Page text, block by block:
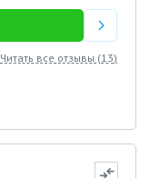
Читать все отзывы (13)